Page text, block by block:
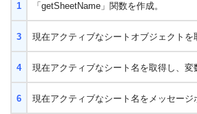
1 「getSheetName」関数を作成。
3 現在アクティブなシートオブジェクト
4 現在アクティブなシート名を取得し、変
6 現在アクティブなシート名をメッセージ